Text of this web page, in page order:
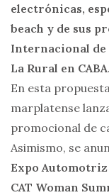
electrónicas,
beach y de sus
Internacional de
La Rural en CABA.
En esta
marplatense
promocional de
Asimismo, se
Expo Automotriz
CAT Woman